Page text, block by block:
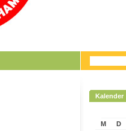
Kalender
M
D